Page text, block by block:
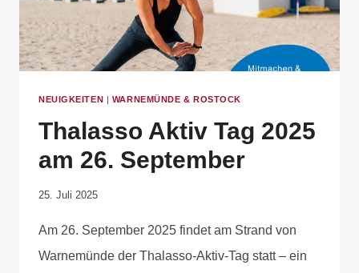
NEUIGKEITEN | WARNEMÜNDE & ROSTOCK
Thalasso Aktiv Tag 2025
am 26. September
Von
Tengler
25. Juli 2025
Am 26. September 2025 findet am Strand von
Warnemünde der Thalasso-Aktiv-Tag statt – ein